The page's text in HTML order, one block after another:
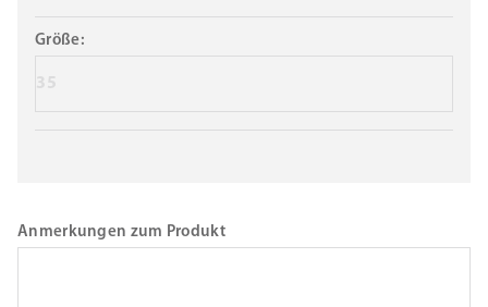
Größe:
Anmerkungen zum Produkt